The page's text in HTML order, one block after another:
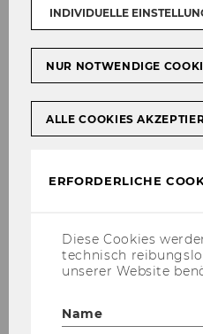
Registration
registered, you can log
management system
1st Conference on
About the Conference
INDIVIDUELLE
NUR NOTWENDIGE
ALLE COOKIES
ERFORDERLICHE
Diese Cookies
technisch
unserer Website
Name